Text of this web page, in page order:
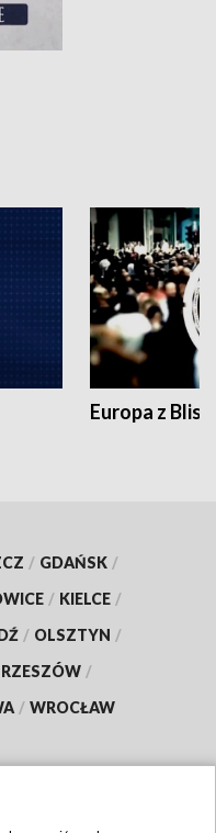
Europa z
/ GDAŃSK /
/ KIELCE /
/ OLSZTYN /
RZESZÓW /
/ WROCŁAW